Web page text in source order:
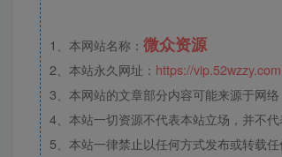
1、本网站名称： 微众资源
2、本站永久网址： https://vip.52wzzy.com
3、本网站的文章部分内容可能来源于网
4、本站一切资源不代表本站立场，并不
5、本站一律禁止以任何方式发布或转载